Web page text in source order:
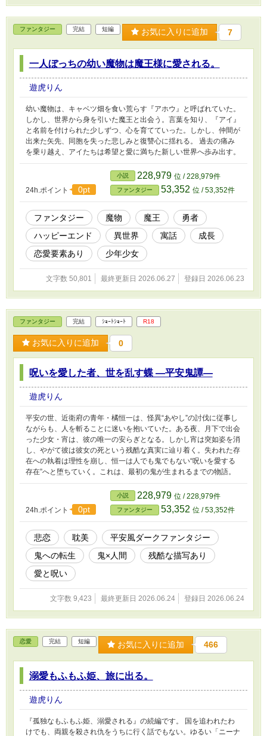
ファンタジー 完結 短編 お気に入りに追加 7
一人ぼっちの幼い魔物は魔王様に愛される。
遊虎りん
幼い魔物は、キャベツ畑を食い荒らす『アホウ』と呼ばれていた。
しかし、世界から身を引いた魔王と出会う。言葉を知り、『アイ』
と名前を付けられた少しずつ、心を育てていった。しかし、仲間が
出来た矢先、同胞を失った悲しみと復讐心に揺れる。 過去の痛み
を乗り越え、アイたちは希望と愛に満ちた新しい世界へ歩み出す。
24h.ポイント 0pt
小説 228,979 位 / 228,979件
ファンタジー 53,352 位 / 53,352件
ファンタジー 魔物 魔王
勇者
ハッピーエンド
異世界 寓話
成長
恋愛要素あり
少年少女
文字数 50,801 最終更新日 2026.06.27 登録日 2026.06.23
ファンタジー 完結 ｼｮｰﾄｼｮｰﾄ R18
お気に入りに追加 0
呪いを愛した者、世を乱す蝶 ―平安鬼譚―
遊虎りん
平安の世、近衛府の青年・橘恒一は、怪異“あやし”の討伐に従事し
ながらも、人を斬ることに迷いを抱いていた。ある夜、月下で出会
った少女・宵は、彼の唯一の安らぎとなる。しかし宵は突如姿を消
し、やがて彼は彼女の死という残酷な真実に辿り着く。失われた存
在への執着は理性を崩し、恒一は人でも鬼でもない“呪いを愛する
存在”へと堕ちていく。これは、最初の鬼が生まれるまでの物語。
24h.ポイント 0pt
小説 228,979 位 / 228,979件
ファンタジー 53,352 位 / 53,352件
悲恋 耽美
平安風ダークファンタジー
鬼への転生
鬼×人間
残酷な描写あり
愛と呪い
文字数 9,423 最終更新日 2026.06.24 登録日 2026.06.24
恋愛 完結 短編 お気に入りに追加 466
溺愛もふもふ姫、旅に出る。
遊虎りん
『孤独なもふもふ姫、溺愛される』の続編です。 国を追われたわ
けでも、両親を殺され仇をうちに行く話でもない。ゆるい「ニーナ